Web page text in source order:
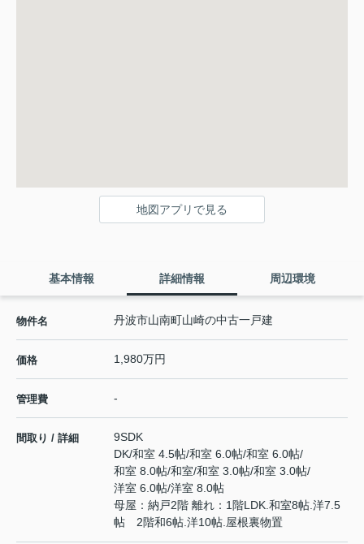
地図アプリで見る
基本情報 詳細情報 周辺環境
物件名 丹波市山南町山崎の中古一戸建
価格 1,980万円
管理費 -
間取り / 詳細
9SDK
DK/和室 4.5帖/和室 6.0帖/和室 6.0帖/
和室 8.0帖/和室/和室 3.0帖/和室 3.0帖/
洋室 6.0帖/洋室 8.0帖
母屋：納戸2階 離れ：1階LDK.和室8帖.洋7.5
帖 2階和6帖.洋10帖.屋根裏物置